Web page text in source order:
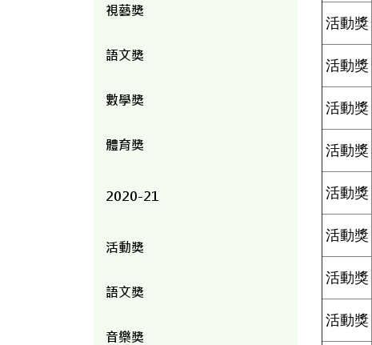
視藝獎
語文獎
數學獎
體育獎
2020-21
活動獎
語文獎
音樂獎
活動獎
活動獎
活動獎
活動獎
活動獎
活動獎
活動獎
活動獎